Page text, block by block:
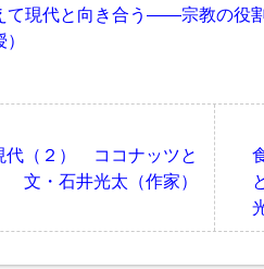
て現代と向き合う――宗教の役
代（２） ココナッツと
文・石井光太（作家）